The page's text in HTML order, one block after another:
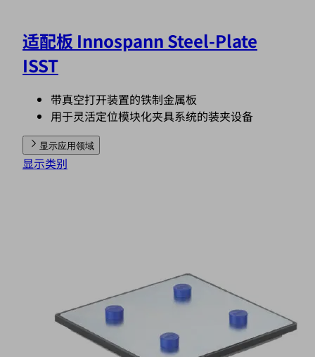
适配板 Innospann Steel-Plate
ISST
带真空打开装置的铁制金属板
用于灵活定位模块化夹具系统的装夹设备
显示应用领域
显示类别